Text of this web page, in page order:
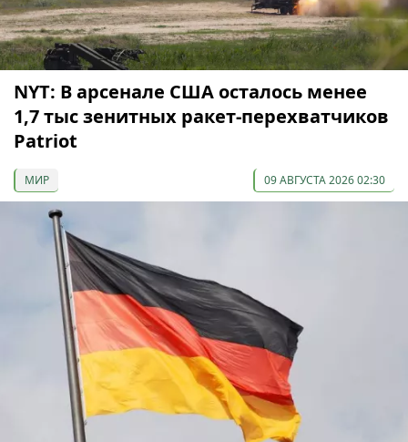
NYT: В арсенале США осталось менее
1,7 тыс зенитных ракет-перехватчиков
Patriot
МИР 09 АВГУСТА 2026 02:30